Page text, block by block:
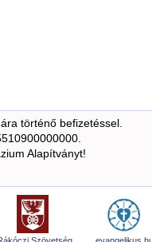
történő befizetéssel.
Alapítványt!